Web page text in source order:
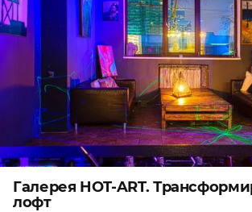
Галерея HOT-ART.
лофт